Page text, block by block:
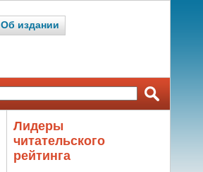
Об издании
Лидеры
читательского
рейтинга